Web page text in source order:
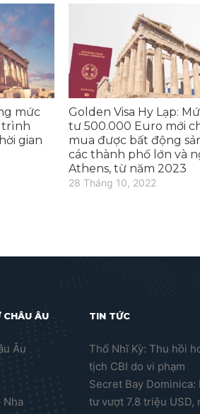
mức
trình
gian
Golden Visa Hy Lạp:
tư 500.000 Euro mới
mua được bất động
các thành phố lớn và
Athens, từ năm 2023
28 Tháng 10, 2022
CHÂU ÂU
Âu
Nha
TIN TỨC
Thổ Nhĩ Kỳ: Thu hồi
tịch CBI do vi phạm
Secret Bay Dominica:
tư vượt 7.8 triệu USD,